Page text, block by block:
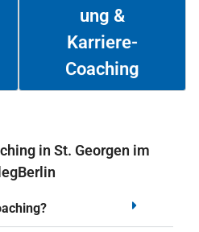
ung &
Karriere-
Coaching
Weiterlesen
in St. Georgen im